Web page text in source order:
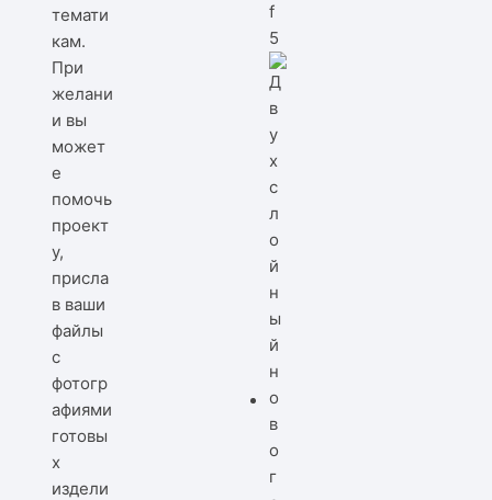
темати
кам.
При
желани
и вы
может
е
помочь
проект
у,
присла
в ваши
файлы
с
фотогр
афиями
готовы
х
издели
f
5